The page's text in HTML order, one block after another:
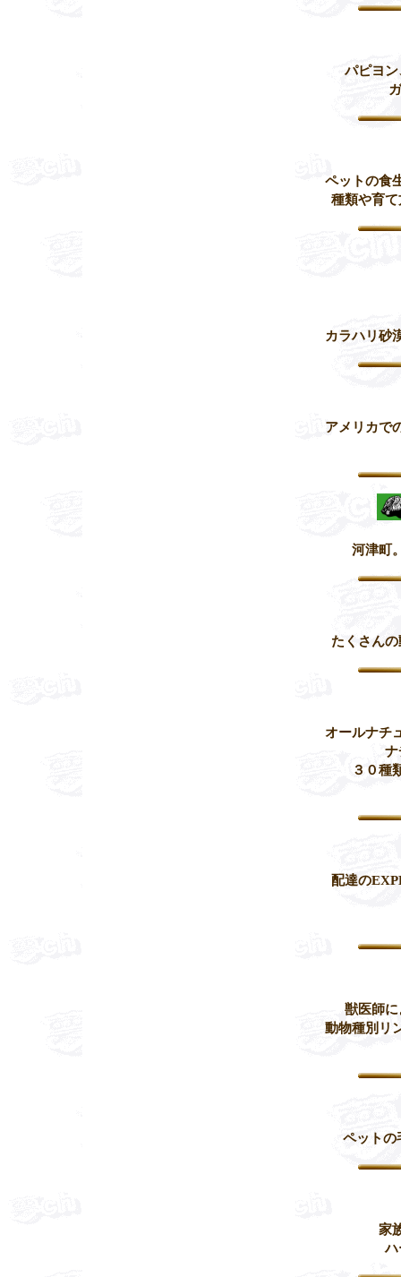
パピヨ
ペットの食
種類や育
カラハリ砂
アメリカで
河津町
たくさん
オールナチ
ナ
３０種
配達の
獣医師
動物種別リ
ペットの
家
ハ